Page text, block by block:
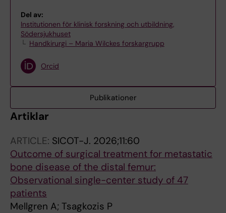
Del av:
Institutionen för klinisk forskning och utbildning,
Södersjukhuset
Handkirurgi – Maria Wilckes forskargrupp
Orcid
Publikationer
Artiklar
ARTICLE: SICOT-J. 2026;11:60
Outcome of surgical treatment for metastatic
bone disease of the distal femur:
Observational single-center study of 47
patients
Mellgren A; Tsagkozis P